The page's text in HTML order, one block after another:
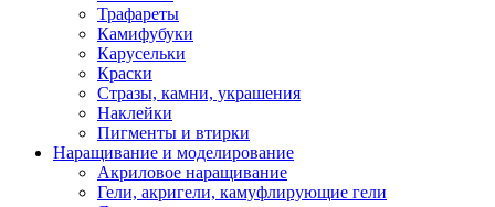
Трафареты
Камифубуки
Карусельки
Краски
Стразы, камни, украшения
Наклейки
Пигменты и втирки
Наращивание и моделирование
Акриловое наращивание
Гели, акригели, камуфлирующие гели